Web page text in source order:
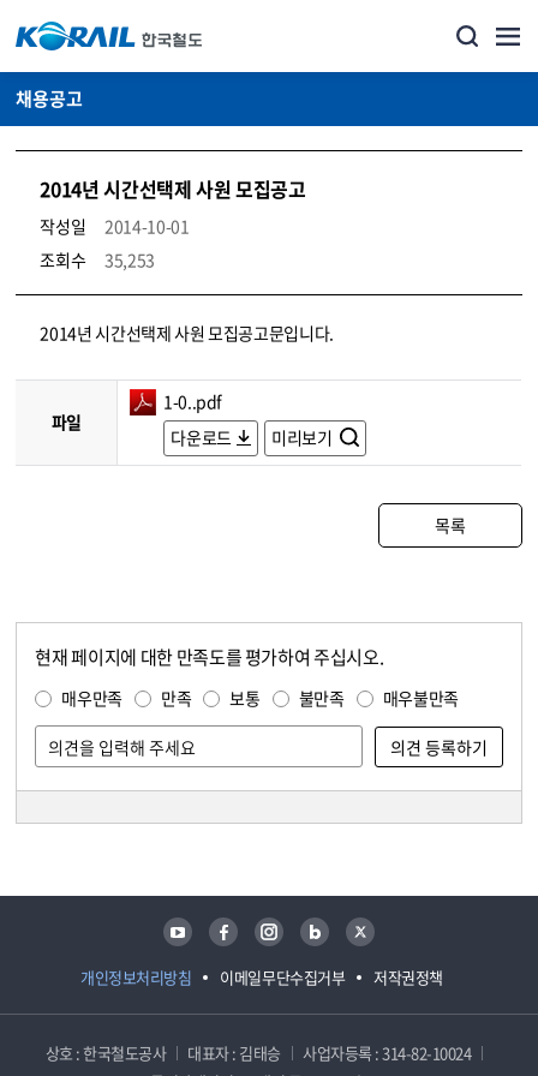
채용공고
2014년 시간선택제 사원 모집공고
작성일
2014-10-01
조회수
35,253
코레일소개_경영공시_채용공고 상세보기 – 내용, 파일, 담당자 연락처로 구성
2014년 시간선택제 사원 모집공고문입니다.
파일
1-0..pdf
다운로드
미리보기
목록
현재 페이지에 대한 만족도를 평가하여 주십시오.
매우만족 만족 보통 불만족 매우불만족
개인정보처리방침 이메일무단수집거부 저작권정책
유튜브 페이스북 인스타그램 블로그 트위터
상호 : 한국철도공사 대표자 : 김태승
사업자등록 : 314-82-10024